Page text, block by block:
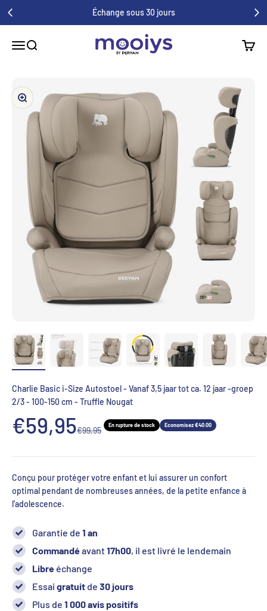
Échange sous 30 jours
MenuRecherche
Mooiys
Zoom avant/arrière
Charlie Basic i-Size Autostoel - Vanaf 3,5 jaar tot ca. 12 jaar -groep
2/3 - 100-150 cm - Truffle Nougat
Aanbiedingsprijs
€59,95Normale prijs
€99,95
En rupture de stock Economisez €40.00
Conçu pour protéger votre enfant et lui assurer un confort
optimal pendant de nombreuses années, de la petite enfance à
l'adolescence.
Garantie de 1 an
Commandéavant17h00, il est livré le lendemain
Libre échange
Essai gratuit de 30 jours
Plus de 1 000 avis positifs